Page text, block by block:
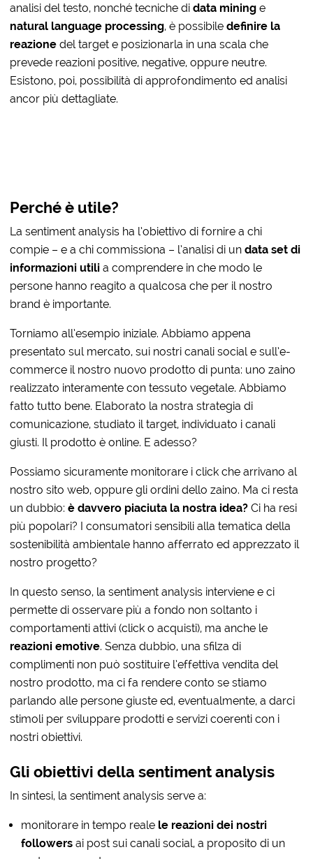
analisi del testo, nonché tecniche didata mining e
natural language processing, è possibiledefinire la
reazione del target e posizionarla in una scala che
prevede reazioni positive, negative, oppure neutre.
Esistono, poi, possibilità di approfondimento ed analisi
ancor più dettagliate.
Perché è utile?
La sentiment analysis ha l’obiettivo di fornire a chi
compie – e a chi commissiona – l’analisi di undata set di
informazioni utilia comprendere in che modo le
persone hanno reagito a qualcosa che per il nostro
brand è importante.
Torniamo all’esempio iniziale. Abbiamo appena
presentato sul mercato, sui nostri canali social e sull’e-
commerce il nostro nuovo prodotto di punta: uno zaino
realizzato interamente con tessuto vegetale. Abbiamo
fatto tutto bene. Elaborato la nostra strategia di
comunicazione, studiato il target, individuato i canali
giusti. Il prodotto è online. E adesso?
Possiamo sicuramente monitorare i click che arrivano al
nostro sito web, oppure gli ordini dello zaino. Ma ci resta
un dubbio:è davvero piaciuta la nostra idea? Ci ha resi
più popolari? I consumatori sensibili alla tematica della
sostenibilità ambientale hanno afferrato ed apprezzato il
nostro progetto?
In questo senso, la sentiment analysis interviene e ci
permette di osservare più a fondo non soltanto i
comportamenti attivi (click o acquisti), ma anche le
reazioni emotive. Senza dubbio, una sfilza di
complimenti non può sostituire l’effettiva vendita del
nostro prodotto, ma ci fa rendere conto se stiamo
parlando alle persone giuste ed, eventualmente, a darci
stimoli per sviluppare prodotti e servizi coerenti con i
nostri obiettivi.
Gli obiettivi della sentiment analysis
In sintesi, la sentiment analysis serve a:
monitorare in tempo reale le reazioni dei nostri
followers ai post sui canali social, a proposito di un